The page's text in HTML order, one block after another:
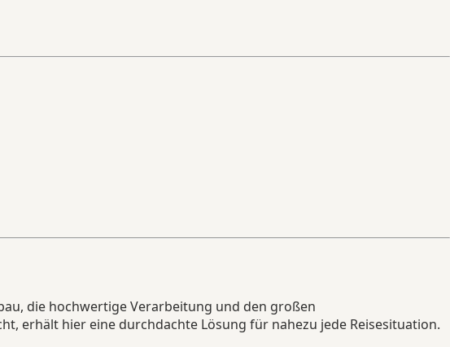
die hochwertige Verarbeitung und den großen
erhält hier eine durchdachte Lösung für nahezu jede Reisesituation.